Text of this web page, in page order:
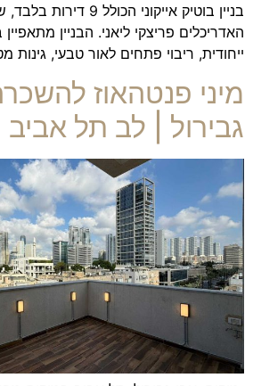
בניין בוטיק אייקוני
האדריכלים פריצקי ליאני. הבניין
ייחודית, ריבוי פתחים לאור טבעי, גינות
מיני פנטהאוז
גבירול | לב תל אביב